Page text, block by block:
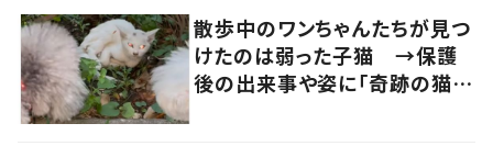
散歩中のワンちゃんたちが見つ
けたのは弱った子猫 →保護
後の出来事や姿に「奇跡の猫ち